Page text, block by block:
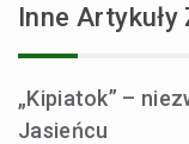
Inne Artykuły
„Kipiatok” –
Jasieńcu